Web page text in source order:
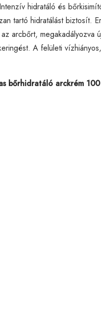
hidratáló és
tartó hidratálást biztosít.
arcbőrt, megakadályozva
A felületi
bőrhidratáló arckrém